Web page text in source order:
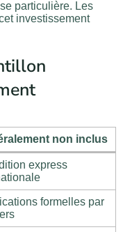
particulière. Les
investissement
non inclus
express
formelles par